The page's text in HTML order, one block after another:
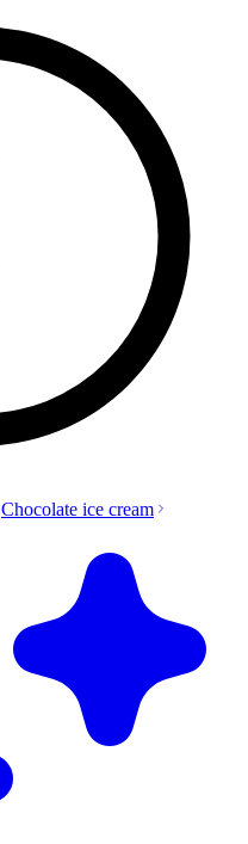
Chocolate ice cream